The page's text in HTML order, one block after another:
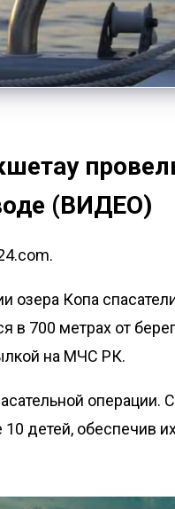
(ВИДЕО)
озера Копа
в 700 метрах от
на МЧС РК.
операции.
10 детей, обеспечив